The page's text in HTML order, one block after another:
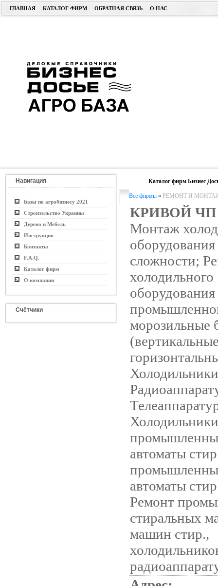
ГЛАВНАЯ КАТАЛОГ ФИРМ ОБРАТНАЯ СВЯЗЬ О НАС
Навигация
Базы по агробизнесу 2021
Строительство Украины
Дерево и Мебель
Инструкция
Контакты
F.A.Q.
Каталог фирм
О компании
Счётчики
Каталог фирм Бизнес
Все фирмы » РЕМОНТ И
КРИВОЙ ЧП
Монтаж
сложности;
холодильного
оборудования
морозильные
Холодильники
автоматы
автоматы
Ремонт
стиральных
машин стир.,